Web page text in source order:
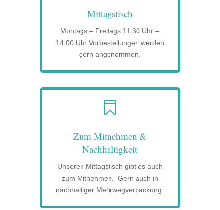
Mittagstisch
Montags – Freitags 11:30 Uhr –
14:00 Uhr Vorbestellungen werden
gern angenommen.

Zum Mitnehmen &
Nachhaltigkeit
Unseren Mittagstisch gibt es auch
zum Mitnehmen. Gern auch in
nachhaltiger Mehrwegverpackung.